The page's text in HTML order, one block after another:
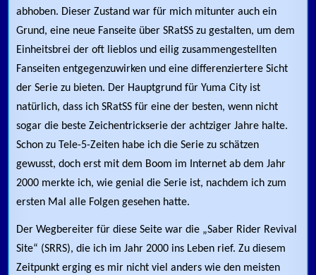
abhoben. Dieser Zustand war für mich mitunter auch ein
Grund, eine neue Fanseite über SRatSS zu gestalten, um dem
Einheitsbrei der oft lieblos und eilig zusammengestellten
Fanseiten entgegenzuwirken und eine differenziertere Sicht
der Serie zu bieten. Der Hauptgrund für Yuma City ist
natürlich, dass ich SRatSS für eine der besten, wenn nicht
sogar die beste Zeichentrickserie der achtziger Jahre halte.
Schon zu Tele-5-Zeiten habe ich die Serie zu schätzen
gewusst, doch erst mit dem Boom im Internet ab dem Jahr
2000 merkte ich, wie genial die Serie ist, nachdem ich zum
ersten Mal alle Folgen gesehen hatte.
Der Wegbereiter für diese Seite war die „Saber Rider Revival
Site“ (SRRS), die ich im Jahr 2000 ins Leben rief. Zu diesem
Zeitpunkt erging es mir nicht viel anders wie den meisten